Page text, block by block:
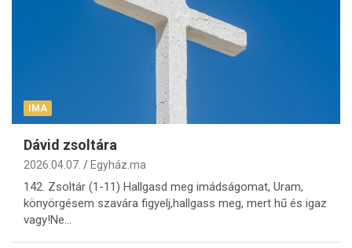
IMA
Dávid zsoltára
2026.04.07. Egyház.ma
142. Zsoltár (1-11) Hallgasd meg imádságomat, Uram,
könyörgésem szavára figyelj,hallgass meg, mert hű és igaz
vagy!Ne…